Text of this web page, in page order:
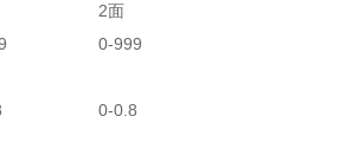
2面
0-999
0-0.8